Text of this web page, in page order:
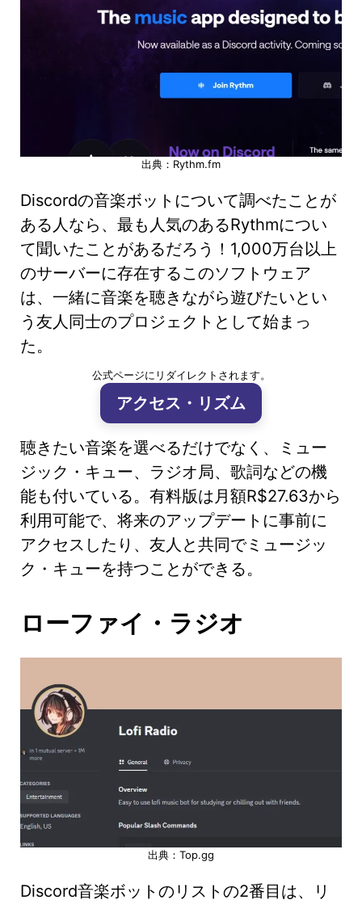
出典：Rythm.fm
Discordの音楽ボットについて調べたことが
ある人なら、最も人気のあるRythmについ
て聞いたことがあるだろう！1,000万台以上
のサーバーに存在するこのソフトウェア
は、一緒に音楽を聴きながら遊びたいとい
う友人同士のプロジェクトとして始まっ
た。
公式ページにリダイレクトされます。
アクセス・リズム
聴きたい音楽を選べるだけでなく、ミュー
ジック・キュー、ラジオ局、歌詞などの機
能も付いている。有料版は月額R$27.63から
利用可能で、将来のアップデートに事前に
アクセスしたり、友人と共同でミュージッ
ク・キューを持つことができる。
ローファイ・ラジオ
出典：Top.gg
Discord音楽ボットのリストの2番目は、リ